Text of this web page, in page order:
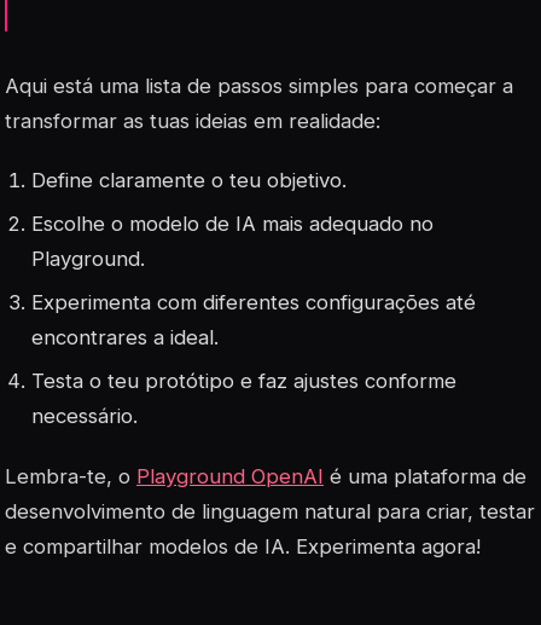
Aqui está uma lista de passos simples para começar a
transformar as tuas ideias em realidade:
Define claramente o teu objetivo.
Escolhe o modelo de IA mais adequado no
Playground.
Experimenta com diferentes configurações até
encontrares a ideal.
Testa o teu protótipo e faz ajustes conforme
necessário.
Lembra-te, o Playground OpenAI é uma plataforma de
desenvolvimento de linguagem natural para criar, testar
e compartilhar modelos de IA. Experimenta agora!